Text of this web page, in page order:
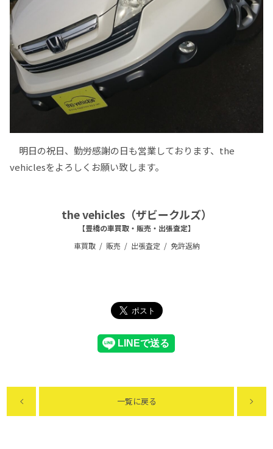
明日の祝日、勤労感謝の日も営業しております、the
vehiclesをよろしくお願い致します。
the vehicles（ザビークルズ）
【豊橋の車買取・販売・出張査定】
車買取
販売 出張査定 免許返納
一覧に戻る